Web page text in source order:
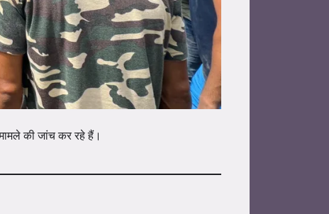
की जांच कर रहे हैं।